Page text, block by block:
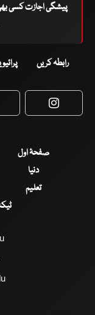
پیشگی اجازت کسی
رابطہ کریں
صفحۂ اول
دنیا
تعلیم